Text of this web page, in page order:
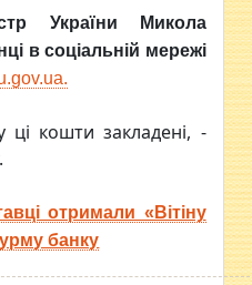
України Микола
в соціальній мережі
кошти закладені, -
отримали «Вітіну
банку